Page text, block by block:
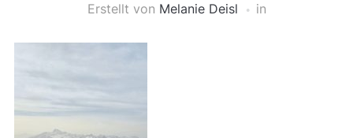
Erstellt von Melanie Deisl in